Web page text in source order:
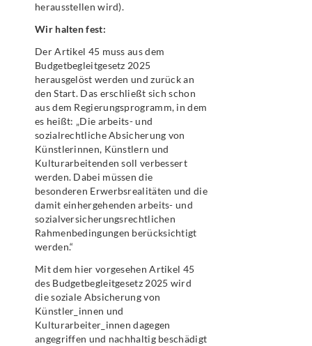
herausstellen wird).
Wir halten fest:
Der Artikel 45 muss aus dem
Budgetbegleitgesetz 2025
herausgelöst werden und zurück an
den Start. Das erschließt sich schon
aus dem Regierungsprogramm, in dem
es heißt: „Die arbeits- und
sozialrechtliche Absicherung von
Künstlerinnen, Künstlern und
Kulturarbeitenden soll verbessert
werden. Dabei müssen die
besonderen Erwerbsrealitäten und die
damit einhergehenden arbeits- und
sozialversicherungsrechtlichen
Rahmenbedingungen berücksichtigt
werden.“
Mit dem hier vorgesehen Artikel 45
des Budgetbegleitgesetz 2025 wird
die soziale Absicherung von
Künstler_innen und
Kulturarbeiter_innen dagegen
angegriffen und nachhaltig beschädigt